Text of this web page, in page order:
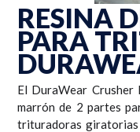
RESINA
PARA
El DuraWear Crusher
marrón de 2 partes
trituradoras giratorias